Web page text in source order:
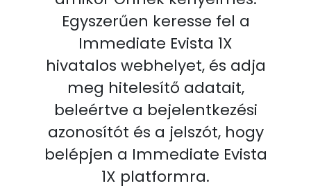
Egyszerűen keresse fel a
Immediate Evista 1X
hivatalos webhelyet, és adja
meg hitelesítő adatait,
beleértve a bejelentkezési
azonosítót és a jelszót, hogy
belépjen a Immediate Evista
1X platformra.